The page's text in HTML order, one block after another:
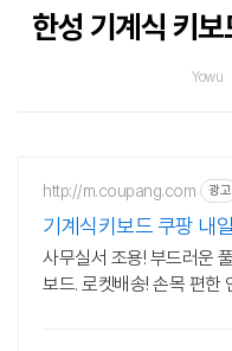
한성 기계식 키
Yowu
http://m.coupang.com 광고
기계식키보드 쿠팡 내
송
사무실서 조용! 부드러운
보드. 로켓배송! 손목 편한